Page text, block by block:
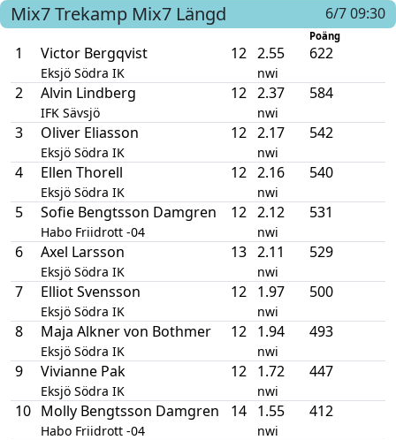
Mix7Trekamp Mix7 Längd 6/7 09:30
Poäng
1 Victor Bergqvist
Eksjö Södra IK
12 2.55
nwi
622
2 Alvin Lindberg
IFK Sävsjö
12 2.37
nwi
584
3 Oliver Eliasson
Eksjö Södra IK
12 2.17
nwi
542
4 Ellen Thorell
Eksjö Södra IK
12 2.16
nwi
540
5 Sofie Bengtsson Damgren
Habo Friidrott -04
12 2.12
nwi
531
6 Axel Larsson
Eksjö Södra IK
13 2.11
nwi
529
7 Elliot Svensson
Eksjö Södra IK
12 1.97
nwi
500
8 Maja Alkner von Bothmer
Eksjö Södra IK
12 1.94
nwi
493
9 Vivianne Pak
Eksjö Södra IK
12 1.72
nwi
447
10 Molly Bengtsson Damgren
Habo Friidrott -04
14 1.55
nwi
412